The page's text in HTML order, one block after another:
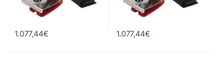
1.077,44€ 1.077,44€